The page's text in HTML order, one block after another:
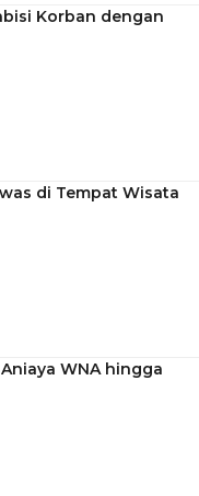
Korban dengan
di Tempat Wisata
WNA hingga